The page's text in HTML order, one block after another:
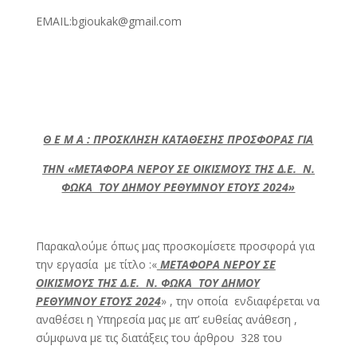
EMAIL:bgioukak@gmail.com
Θ Ε Μ Α : ΠΡΟΣΚΛΗΣΗ ΚΑΤΑΘΕΣΗΣ ΠΡΟΣΦΟΡΑΣ ΓΙΑ
ΤΗΝ «ΜΕΤΑΦΟΡΑ ΝΕΡΟΥ ΣΕ ΟΙΚΙΣΜΟΥΣ ΤΗΣ Δ.Ε. Ν.
ΦΩΚΑ ΤΟΥ ΔΗΜΟΥ ΡΕΘΥΜΝΟΥ ΕΤΟΥΣ 2024»
Παρακαλούμε όπως μας προσκομίσετε προσφορά για
την εργασία με τίτλο :«ΜΕΤΑΦΟΡΑ ΝΕΡΟΥ ΣΕ
ΟΙΚΙΣΜΟΥΣ ΤΗΣ Δ.Ε. Ν. ΦΩΚΑ ΤΟΥ ΔΗΜΟΥ
ΡΕΘΥΜΝΟΥ ΕΤΟΥΣ 2024» , την οποία ενδιαφέρεται να
αναθέσει η Υπηρεσία μας με απ’ ευθείας ανάθεση ,
σύμφωνα με τις διατάξεις του άρθρου 328 του